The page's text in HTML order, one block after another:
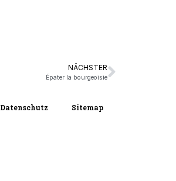
NÄCHSTER
Épater la bourgeoisie
Datenschutz Sitemap